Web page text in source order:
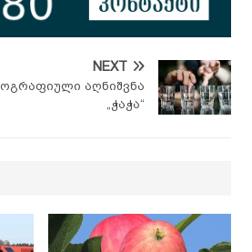
NEXT
აღნიშვნა
„ჭაჭა“